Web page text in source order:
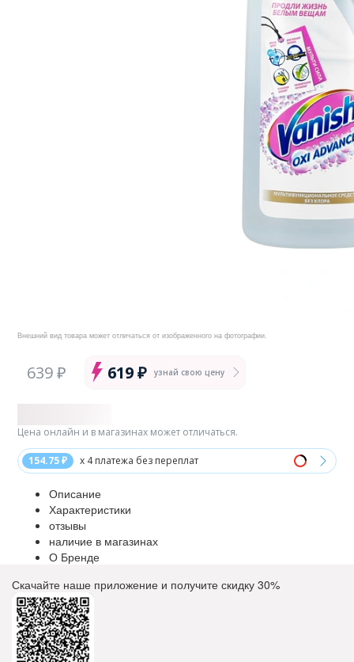
Внешний вид товара может отличаться от изображенного на фотографии.
639 ₽ 619 ₽ узнай свою цену
154.75 ₽ x 4 платежа без переплат
Цена онлайн и в магазинах может отличаться.
Описание
Характеристики
отзывы
наличие в магазинах
О Бренде
Скачайте наше приложение и получите скидку 30%